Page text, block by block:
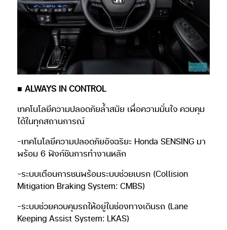
■ ALWAYS IN CONTROL
เทคโนโลยีความปลอดภัยล้ำสมัย เพื่อความมั่นใจ ควบคุม
ได้ในทุกสถานการณ์
-เทคโนโลยีความปลอดภัยอัจฉริยะ Honda SENSING มา
พร้อม 6 ฟังก์ชันการทำงานหลัก
-ระบบเตือนการชนพร้อมระบบช่วยเบรก (Collision
Mitigation Braking System: CMBS)
-ระบบช่วยควบคุมรถให้อยู่ในช่องทางเดินรถ (Lane
Keeping Assist System: LKAS)